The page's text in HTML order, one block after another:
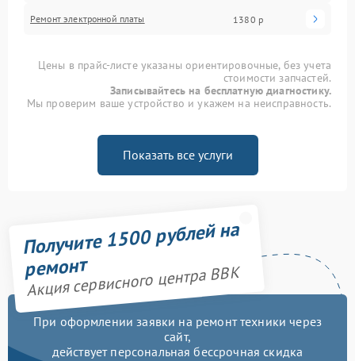
Ремонт электронной платы 1380 р
Цены в прайс-листе указаны ориентировочные, без учета
стоимости запчастей.
Записывайтесь на бесплатную диагностику.
Мы проверим ваше устройство и укажем на неисправность.
Показать все услуги
Получите 1500 рублей на
ремонт
Акция сервисного центра BBK
При оформлении заявки на ремонт техники через
сайт,
действует персональная бессрочная скидка